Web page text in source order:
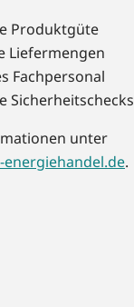
Produktgüte
Liefermengen
Fachpersonal
Sicherheitschecks
unter
.